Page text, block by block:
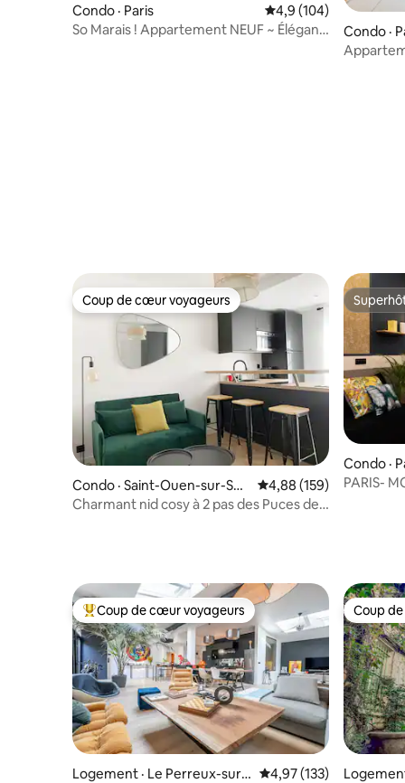
Condo · Paris Note moyenne de 4,9
4,9 (104)
So Marais ! Appartement NEUF ~ Élégant,
Condo ·
Coup de cœur voyageurs
Coup de cœur voyageurs
Condo · Saint-Ouen-sur-Sei
ne
Note moyenne de 4,88
4,88 (159)
Charmant nid cosy à 2 pas des Puces de
Condo ·
PARIS- MONTMARTRE BEL
Coup de cœur voyageurs parmi les plus aimés
Coup de cœur voyageurs
Logement · Le Perreux-sur-
Note moyenne de
4,97 (133)
Coup
Coup